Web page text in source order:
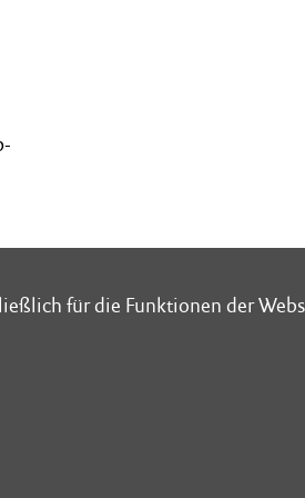
für die Funktionen der
für die Funktionen der